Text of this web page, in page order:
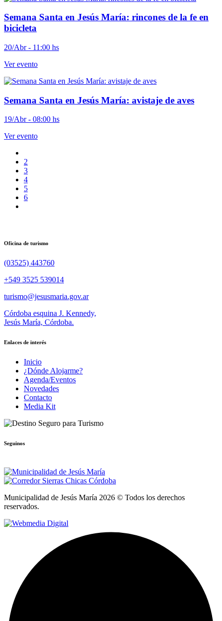
Semana Santa en Jesús María: rincones de la fe en
bicicleta
20/Abr - 11:00 hs
Ver evento
Semana Santa en Jesús María: avistaje de aves
19/Abr - 08:00 hs
Ver evento
2
3
4
5
6
Oficina de turismo
(03525) 443760
+549 3525 539014
turismo@jesusmaria.gov.ar
Córdoba esquina J. Kennedy,
Jesús María, Córdoba.
Enlaces de interés
Inicio
¿Dónde Alojarme?
Agenda/Eventos
Novedades
Contacto
Media Kit
Seguinos
Municipalidad de Jesús María 2026 © Todos los derechos
reservados.